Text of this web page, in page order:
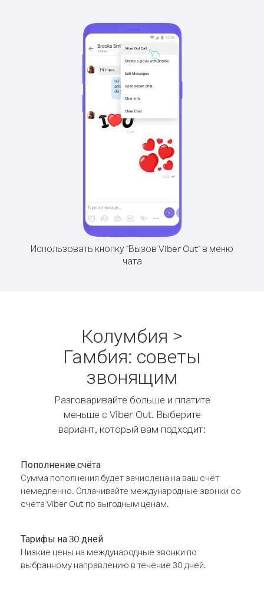
Использовать кнопку "Вызов Viber Out" в меню
чата
Колумбия >
Гамбия: советы
звонящим
Разговаривайте больше и платите
меньше с Viber Out. Выберите
вариант, который вам подходит:
Пополнение счёта
Сумма пополнения будет зачислена на ваш счёт
немедленно. Оплачивайте международные звонки со
счёта Viber Out по выгодным ценам.
Тарифы на 30 дней
Низкие цены на международные звонки по
выбранному направлению в течение 30 дней.